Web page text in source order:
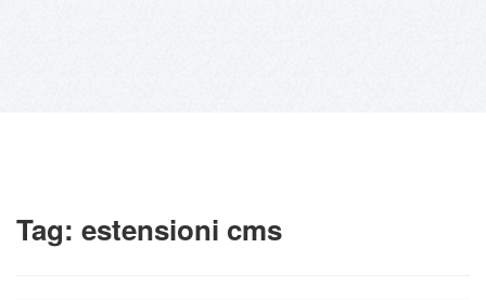
Tag: estensioni cms